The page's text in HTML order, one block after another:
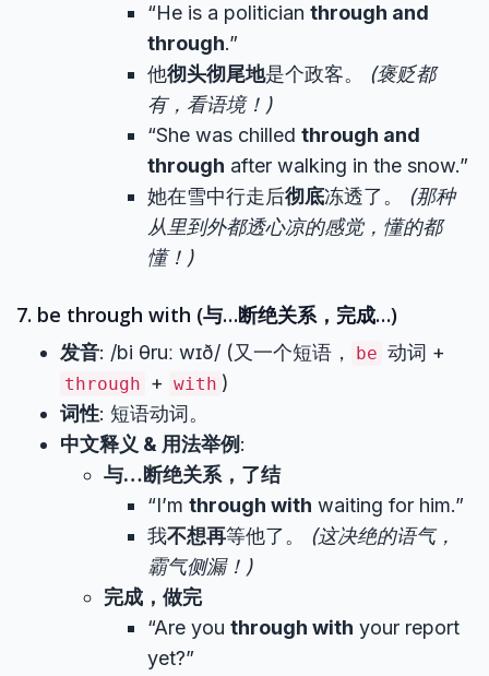
“He is a politician through and
through.”
他彻头彻尾地是个政客。 (褒贬都
有，看语境！)
“She was chilled through and
through after walking in the snow.”
她在雪中行走后彻底冻透了。 (那种
从里到外都透心凉的感觉，懂的都
懂！)
7. be through with (与…断绝关系，完成…)
发音: /bi θruː wɪð/ (又一个短语， be 动词 +
through + with )
词性: 短语动词。
中文释义 & 用法举例:
与…断绝关系，了结
“I’m through with waiting for him.”
我不想再等他了。 (这决绝的语气，
霸气侧漏！)
完成，做完
“Are you through with your report
yet?”